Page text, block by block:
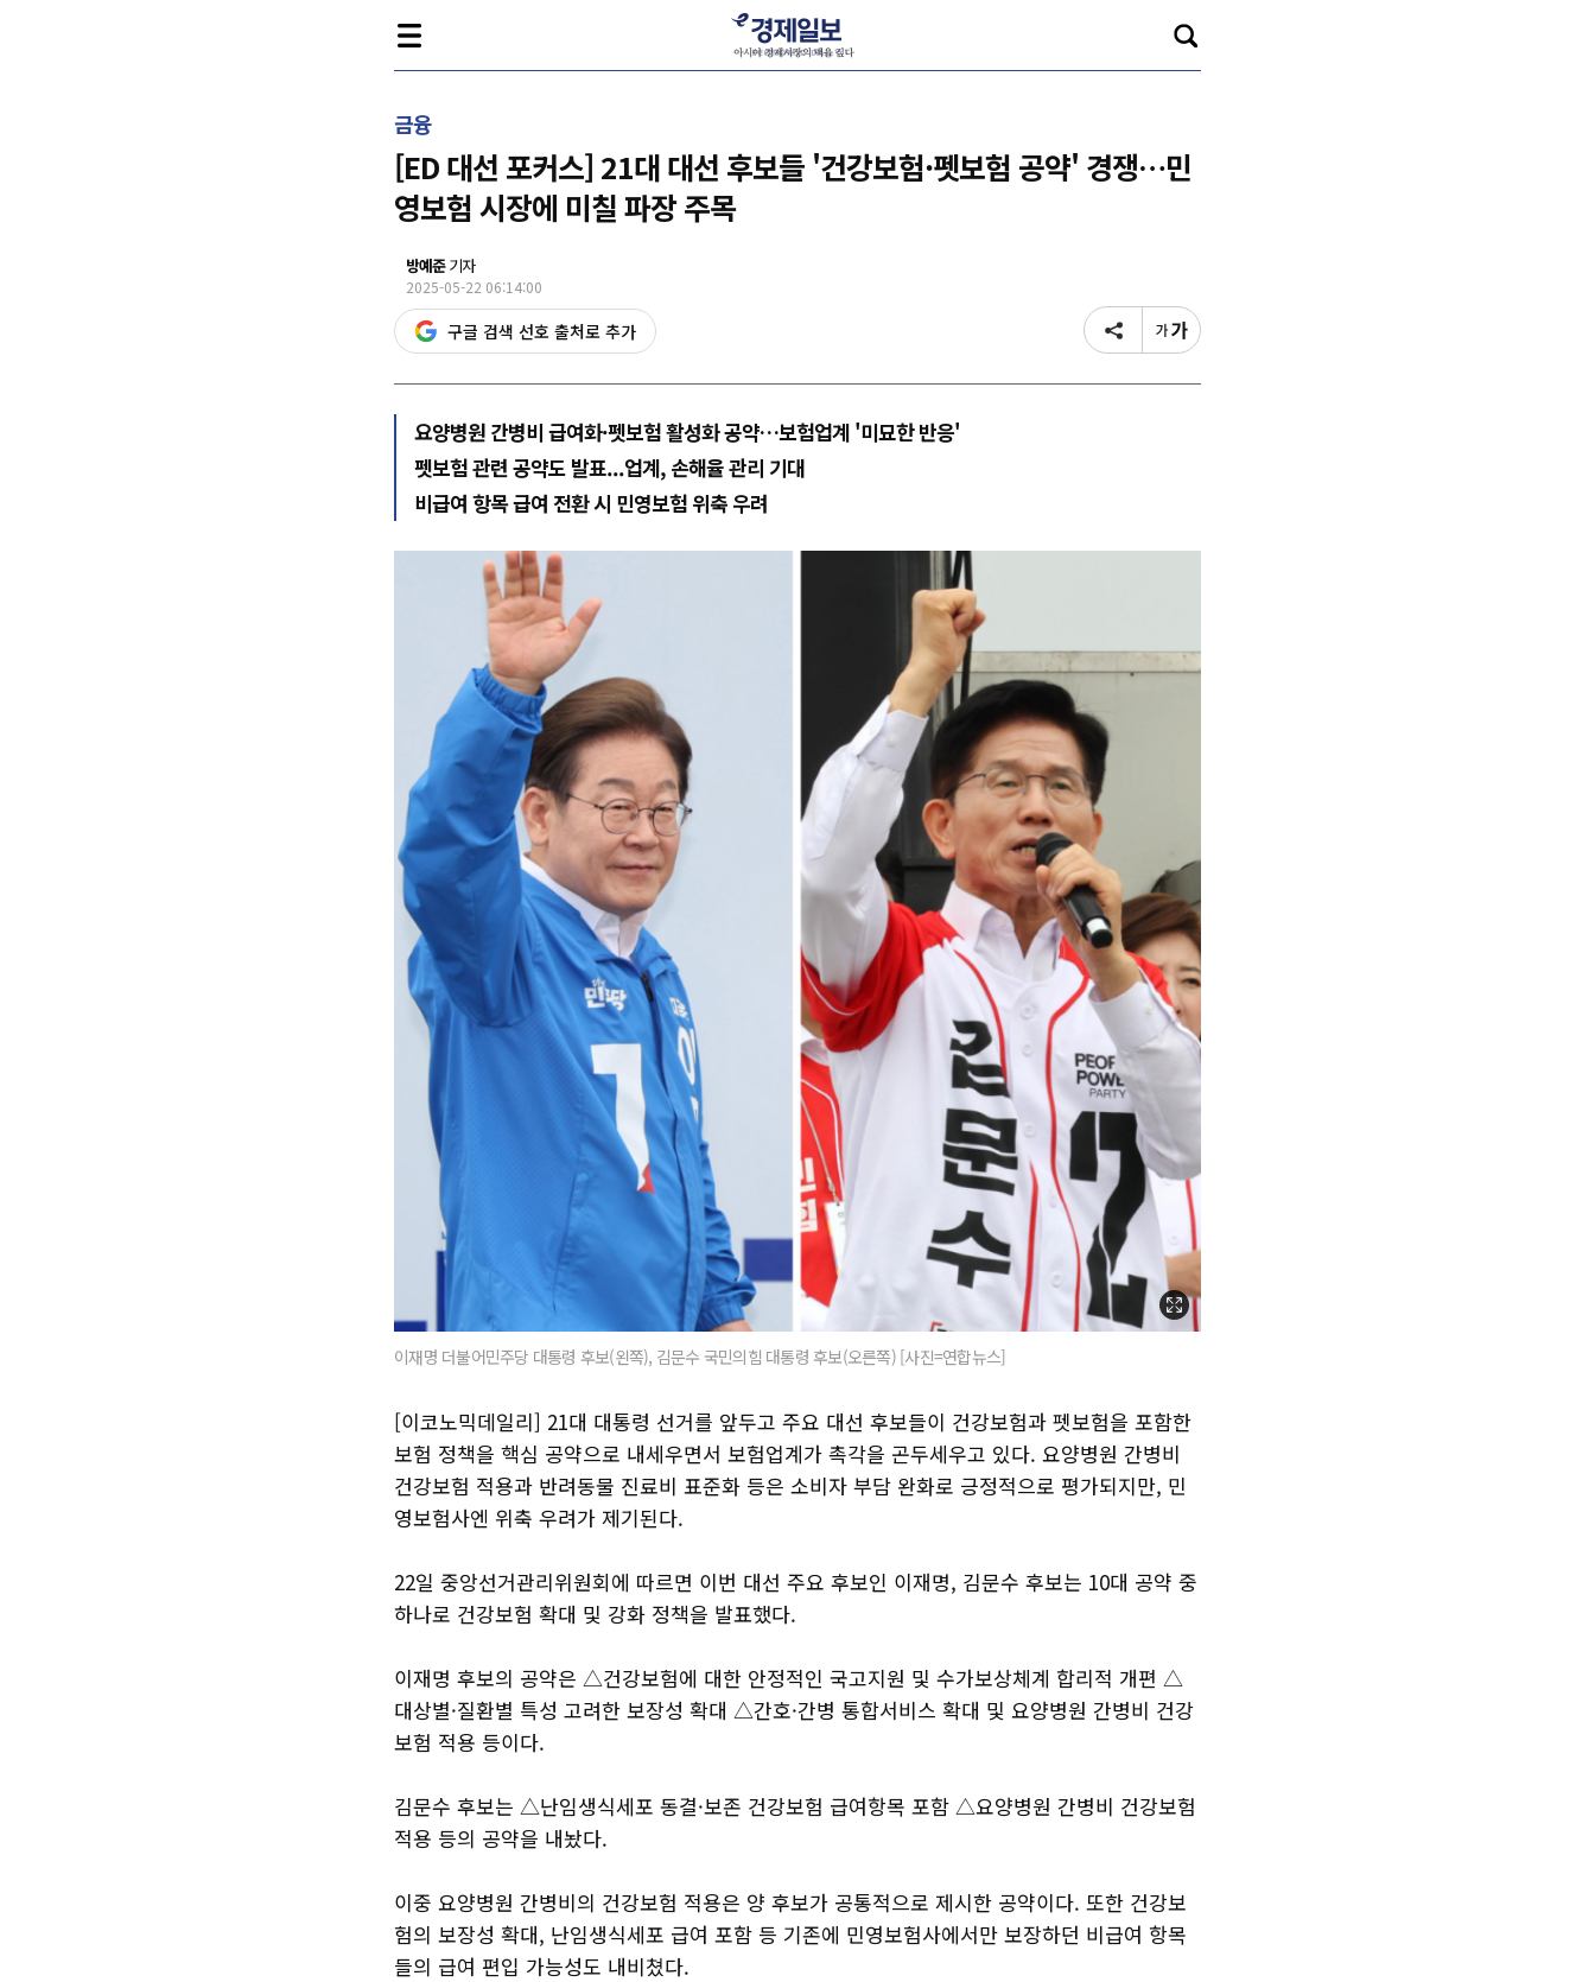
금융
[ED 대선 포커스] 21대 대선 후보들 '건강보험·펫보험 공약' 경쟁…민
영보험 시장에 미칠 파장 주목
방예준기자
2025-05-22 06:14:00
구글 검색 선호 출처로 추가
요양병원 간병비 급여화·펫보험 활성화 공약…보험업계 '미묘한 반응'
펫보험 관련 공약도 발표...업계, 손해율 관리 기대
비급여 항목 급여 전환 시 민영보험 위축 우려
이재명 더불어민주당 대통령 후보(왼쪽), 김문수 국민의힘 대통령 후보(오른쪽) [사진=연합뉴스]
[이코노믹데일리] 21대 대통령 선거를 앞두고 주요 대선 후보들이 건강보험과 펫보험을 포함한
보험 정책을 핵심 공약으로 내세우면서 보험업계가 촉각을 곤두세우고 있다. 요양병원 간병비
건강보험 적용과 반려동물 진료비 표준화 등은 소비자 부담 완화로 긍정적으로 평가되지만, 민
영보험사엔 위축 우려가 제기된다.
22일 중앙선거관리위원회에 따르면 이번 대선 주요 후보인 이재명, 김문수 후보는 10대 공약 중
하나로 건강보험 확대 및 강화 정책을 발표했다.
이재명 후보의 공약은 △건강보험에 대한 안정적인 국고지원 및 수가보상체계 합리적 개편 △
대상별·질환별 특성 고려한 보장성 확대 △간호·간병 통합서비스 확대 및 요양병원 간병비 건강
보험 적용 등이다.
김문수 후보는 △난임생식세포 동결·보존 건강보험 급여항목 포함 △요양병원 간병비 건강보험
적용 등의 공약을 내놨다.
이중 요양병원 간병비의 건강보험 적용은 양 후보가 공통적으로 제시한 공약이다. 또한 건강보
험의 보장성 확대, 난임생식세포 급여 포함 등 기존에 민영보험사에서만 보장하던 비급여 항목
들의 급여 편입 가능성도 내비쳤다.